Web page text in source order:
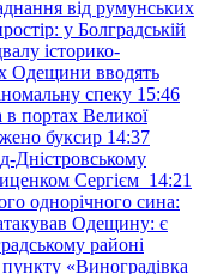
від румунських
у Болградській
історико-
Одещини вводять
спеку 15:46
в портах Великої
буксир 14:37
Дністровському
Сергієм 14:21
однорічного сина:
Одещину: є
районі
«Виноградівка